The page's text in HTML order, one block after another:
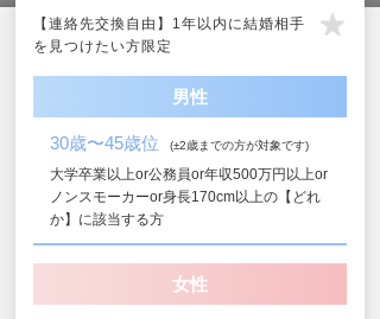
【連絡先交換自由】1年以内に結婚相手
を見つけたい方限定
男性
30歳〜45歳位 (±2歳までの方が対象です)
大学卒業以上or公務員or年収500万円以上or
ノンスモーカーor身長170cm以上の【どれ
か】に該当する方
女性